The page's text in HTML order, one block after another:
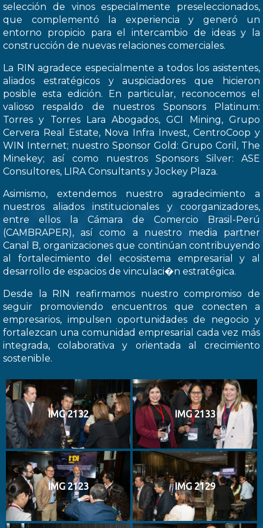
selección de vinos especialmente preseleccionados,
que complementó la experiencia y generó un
entorno propicio para el intercambio de ideas y la
construcción de nuevas relaciones comerciales.
La RIN agradece especialmente a todos los asistentes,
aliados estratégicos y auspiciadores que hicieron
posible esta edición. En particular, reconocemos el
valioso respaldo de nuestros Sponsors Platinum:
Torres y Torres Lara Abogados, GCI Mining, Grupo
Cervera Real Estate, Nova Infra Invest, CentroCoop y
WIN Internet; nuestro Sponsor Gold: Grupo Coril, The
Minekey; así como nuestros Sponsors Silver: ASE
Consultores, LIRA Consultants y Jockey Plaza.
Asimismo, extendemos nuestro agradecimiento a
nuestros aliados institucionales y coorganizadores,
entre ellos la Cámara de Comercio Brasil-Perú
(CAMBRAPER), así como a nuestro media partner
Canal B, organizaciones que continúan contribuyendo
al fortalecimiento del ecosistema empresarial y al
desarrollo de espacios de vinculaci�n estratégica.
Desde la RIN reafirmamos nuestro compromiso de
seguir promoviendo encuentros que conecten a
empresarios, impulsen oportunidades de negocio y
fortalezcan una comunidad empresarial cada vez más
integrada, colaborativa y orientada al crecimiento
sostenible.
IMG 2132 IMG 2133
IMG 2123 IMG 2129